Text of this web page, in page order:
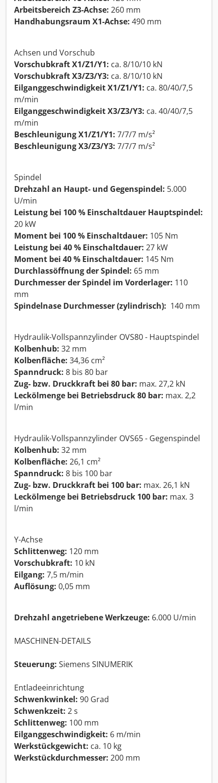
Arbeitsbereich Z3-Achse: 260 mm
Handhabungsraum X1-Achse: 490 mm
Achsen und Vorschub
Vorschubkraft X1/Z1/Y1: ca. 8/10/10 kN
Vorschubkraft X3/Z3/Y3: ca. 8/10/10 kN
Eilganggeschwindigkeit X1/Z1/Y1: ca. 80/40/7,5
m/min
Eilganggeschwindigkeit X3/Z3/Y3: ca. 40/40/7,5
m/min
Beschleunigung X1/Z1/Y1: 7/7/7 m/s²
Beschleunigung X3/Z3/Y3: 7/7/7 m/s²
Spindel
Drehzahl an Haupt- und Gegenspindel: 5.000
U/min
Leistung bei 100 % Einschaltdauer Hauptspindel:
20 kW
Moment bei 100 % Einschaltdauer: 105 Nm
Leistung bei 40 % Einschaltdauer: 27 kW
Moment bei 40 % Einschaltdauer: 145 Nm
Durchlassöffnung der Spindel: 65 mm
Durchmesser der Spindel im Vorderlager: 110
mm
Spindelnase Durchmesser (zylindrisch): 140 mm
Hydraulik-Vollspannzylinder OVS80 - Hauptspindel
Kolbenhub: 32 mm
Kolbenfläche: 34,36 cm²
Spanndruck: 8 bis 80 bar
Zug- bzw. Druckkraft bei 80 bar: max. 27,2 kN
Leckölmenge bei Betriebsdruck 80 bar: max. 2,2
l/min
Hydraulik-Vollspannzylinder OVS65 - Gegenspindel
Kolbenhub: 32 mm
Kolbenfläche: 26,1 cm²
Spanndruck: 8 bis 100 bar
Zug- bzw. Druckkraft bei 100 bar: max. 26,1 kN
Leckölmenge bei Betriebsdruck 100 bar: max. 3
l/min
Y-Achse
Schlittenweg: 120 mm
Vorschubkraft: 10 kN
Eilgang: 7,5 m/min
Auflösung: 0,05 mm
Drehzahl angetriebene Werkzeuge: 6.000 U/min
MASCHINEN-DETAILS
Steuerung: Siemens SINUMERIK
Entladeeinrichtung
Schwenkwinkel: 90 Grad
Schwenkzeit: 2 s
Schlittenweg: 100 mm
Eilganggeschwindigkeit: 6 m/min
Werkstückgewicht: ca. 10 kg
Werkstückdurchmesser: 200 mm